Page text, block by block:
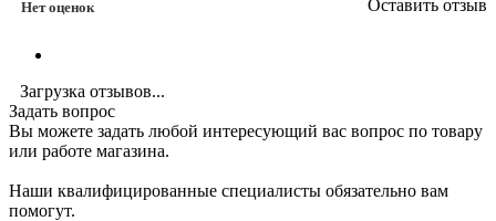
Нет оценок Оставить отзыв
Загрузка отзывов...
Задать вопрос
Вы можете задать любой интересующий вас вопрос по товару
или работе магазина.
Наши квалифицированные специалисты обязательно вам
помогут.